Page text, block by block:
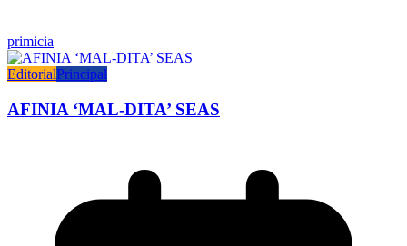
primicia
EditorialPrincipal
AFINIA ‘MAL-DITA’ SEAS